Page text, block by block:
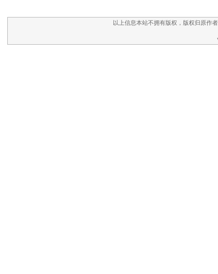
以上信息本站不拥有版权，版权归原作